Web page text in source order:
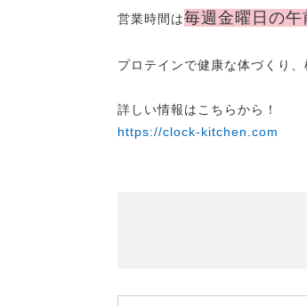
営業時間は毎週金曜日の午
プロテインで健康な体づくり
詳しい情報はこちらから！
https://clock-kitchen.com